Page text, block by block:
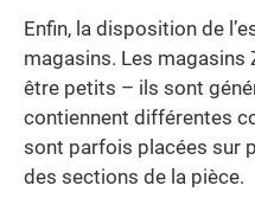
Enfin, la disposition de
magasins. Les magasins
être petits – ils sont
contiennent différentes
sont parfois placées sur
des sections de la pièce.